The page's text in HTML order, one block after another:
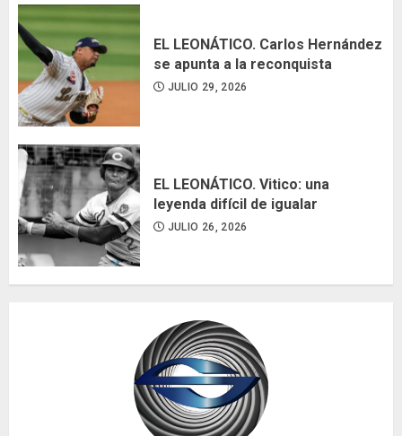
EL LEONÁTICO. Carlos Hernández
se apunta a la reconquista
JULIO 29, 2026
EL LEONÁTICO. Vitico: una
leyenda difícil de igualar
JULIO 26, 2026